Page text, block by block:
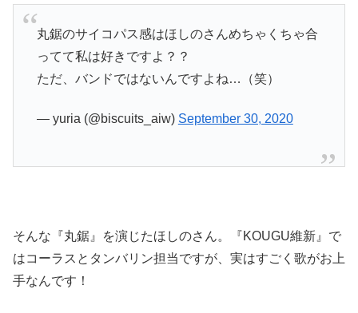
丸鋸のサイコパス感はほしのさんめちゃくちゃ合
ってて私は好きですよ？？
ただ、バンドではないんですよね…（笑）
— yuria (@biscuits_aiw) September 30, 2020
そんな『丸鋸』を演じたほしのさん。『KOUGU維新』で
はコーラスとタンバリン担当ですが、実はすごく歌がお上
手なんです！